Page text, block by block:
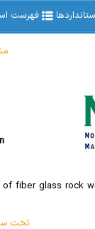
فهرست
fiber glass rock
تحت